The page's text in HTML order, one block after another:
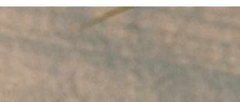
met Harpago. Traditionele en nieuwe werkzame
evenwichtige verhouding. Ervaar zelf de sterke
Flexi Forte gel. Flexi Forte gel trekt snel in de huid
te laten. ROWO Flexi Forte Gel is een innovatief
Het verenigt conventionele en nieuwe